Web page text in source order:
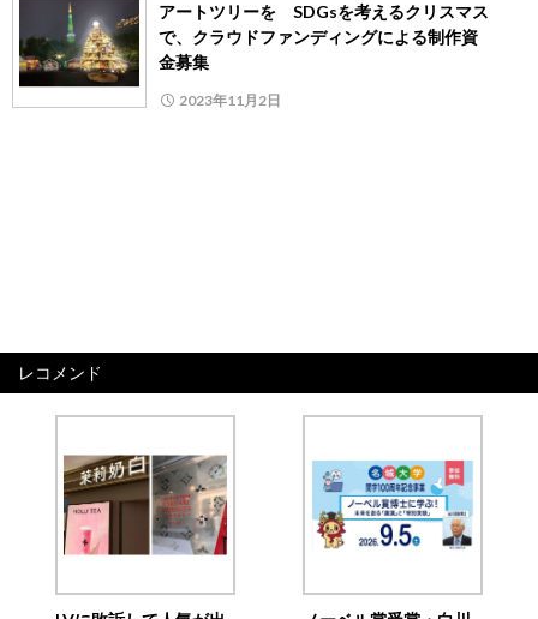
アートツリーを SDGsを考えるクリスマス
で、クラウドファンディングによる制作資
金募集
2023年11月2日
レコメンド